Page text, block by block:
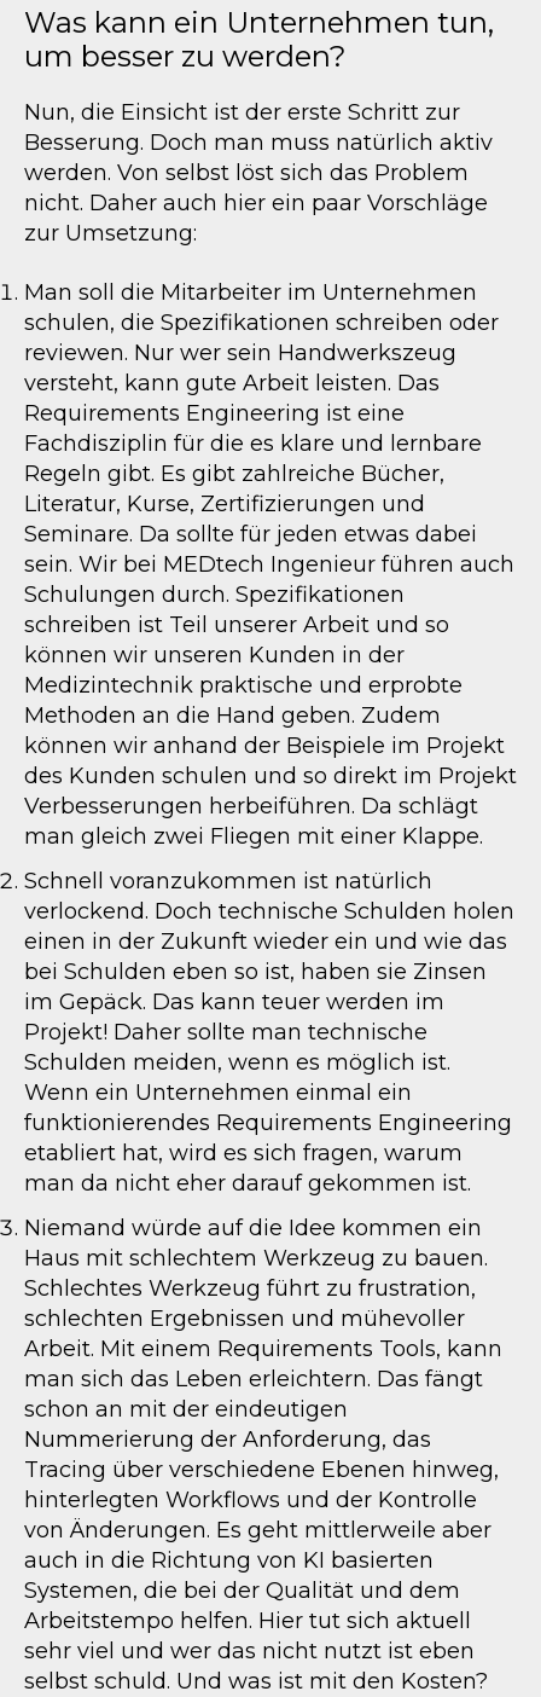
Was kann ein Unternehmen tun,
um besser zu werden?
Nun, die Einsicht ist der erste Schritt zur
Besserung. Doch man muss natürlich aktiv
werden. Von selbst löst sich das Problem
nicht. Daher auch hier ein paar Vorschläge
zur Umsetzung:
Man soll die Mitarbeiter im Unternehmen
schulen, die Spezifikationen schreiben oder
reviewen. Nur wer sein Handwerkszeug
versteht, kann gute Arbeit leisten. Das
Requirements Engineering ist eine
Fachdisziplin für die es klare und lernbare
Regeln gibt. Es gibt zahlreiche Bücher,
Literatur, Kurse, Zertifizierungen und
Seminare. Da sollte für jeden etwas dabei
sein. Wir bei MEDtech Ingenieur führen auch
Schulungen durch. Spezifikationen
schreiben ist Teil unserer Arbeit und so
können wir unseren Kunden in der
Medizintechnik praktische und erprobte
Methoden an die Hand geben. Zudem
können wir anhand der Beispiele im Projekt
des Kunden schulen und so direkt im Projekt
Verbesserungen herbeiführen. Da schlägt
man gleich zwei Fliegen mit einer Klappe.
Schnell voranzukommen ist natürlich
verlockend. Doch technische Schulden holen
einen in der Zukunft wieder ein und wie das
bei Schulden eben so ist, haben sie Zinsen
im Gepäck. Das kann teuer werden im
Projekt! Daher sollte man technische
Schulden meiden, wenn es möglich ist.
Wenn ein Unternehmen einmal ein
funktionierendes Requirements Engineering
etabliert hat, wird es sich fragen, warum
man da nicht eher darauf gekommen ist.
Niemand würde auf die Idee kommen ein
Haus mit schlechtem Werkzeug zu bauen.
Schlechtes Werkzeug führt zu frustration,
schlechten Ergebnissen und mühevoller
Arbeit. Mit einem Requirements Tools, kann
man sich das Leben erleichtern. Das fängt
schon an mit der eindeutigen
Nummerierung der Anforderung, das
Tracing über verschiedene Ebenen hinweg,
hinterlegten Workflows und der Kontrolle
von Änderungen. Es geht mittlerweile aber
auch in die Richtung von KI basierten
Systemen, die bei der Qualität und dem
Arbeitstempo helfen. Hier tut sich aktuell
sehr viel und wer das nicht nutzt ist eben
selbst schuld. Und was ist mit den Kosten?